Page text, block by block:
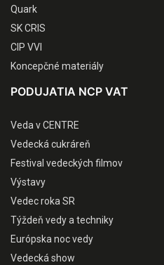
Quark
SK CRIS
CIP VVI
Koncepčné materiály
PODUJATIA NCP VAT
Veda v CENTRE
Vedecká cukráreň
Festival vedeckých filmov
Výstavy
Vedec roka SR
Týždeň vedy a techniky
Európska noc vedy
Vedecká show